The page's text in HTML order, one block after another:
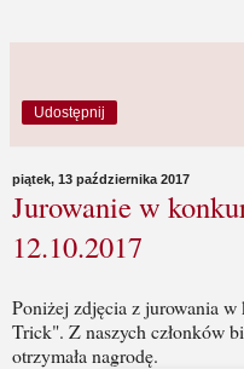
Udostępnij
piątek, 13 października 2017
Jurowanie w
12.10.2017
Poniżej zdjęcia z jurowania
Trick". Z naszych członków
otrzymała nagrodę.